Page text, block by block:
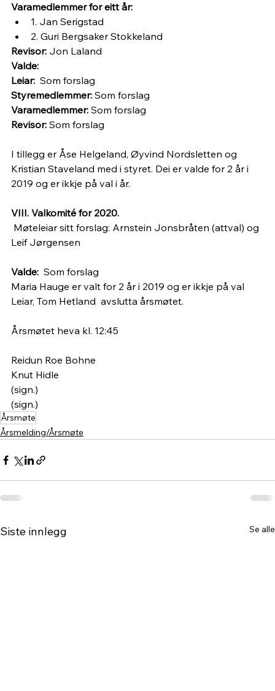
Varamedlemmer for eitt år:
1. Jan Serigstad
2. Guri Bergsaker Stokkeland
Revisor: Jon Laland
Valde:
Leiar: Som forslag
Styremedlemmer: Som forslag
Varamedlemmer: Som forslag
Revisor: Som forslag
I tillegg er Åse Helgeland, Øyvind Nordsletten og
Kristian Staveland med i styret. Dei er valde for 2 år i
2019 og er ikkje på val i år.
VIII. Valkomité for 2020.
Møteleiar sitt forslag: Arnstein Jonsbråten (attval) og
Leif Jørgensen
Valde: Som forslag
Maria Hauge er valt for 2 år i 2019 og er ikkje på val
Leiar, Tom Hetland  avslutta årsmøtet.
Årsmøtet heva kl. 12:45
Reidun Roe Bohne
Knut Hidle
(sign.)
(sign.)
Årsmøte
Årsmelding/Årsmøte
Siste innlegg Se alle